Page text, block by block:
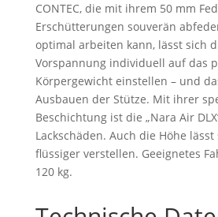
CONTEC, die mit ihrem 50 mm
Erschütterungen souverän
optimal arbeiten kann, lässt sich
Vorspannung individuell auf das
Körpergewicht einstellen – und
Ausbauen der Stütze. Mit ihrer
Beschichtung ist die „Nara Air
Lackschäden. Auch die Höhe
flüssiger verstellen. Geeignetes
120 kg.